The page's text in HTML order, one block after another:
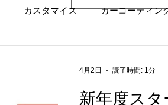
カスタマイズ カーコーティン
新年度ス
4月2日 読了時間: 1分